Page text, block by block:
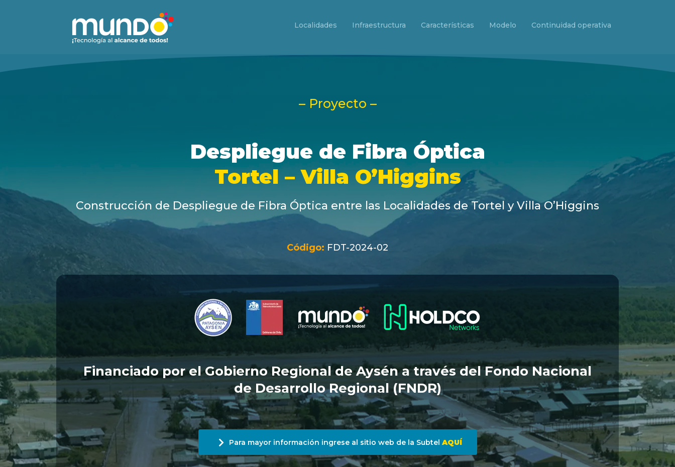
Localidades Infraestructura Características Modelo Continuidad operativa
– Proyecto –
Despliegue de Fibra Óptica
Tortel – Villa O’Higgins
Construcción de Despliegue de Fibra Óptica entre las Localidades de Tortel y Villa O’Higgins
Código: FDT-2024-02
Financiado por el Gobierno Regional de Aysén a través del Fondo Nacional
de Desarrollo Regional (FNDR)
Para mayor información ingrese al sitio web de la Subtel AQUÍ